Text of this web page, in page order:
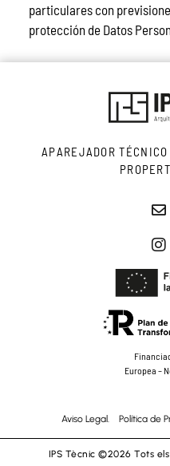
particulares con
protección de Datos
APAREJADOR
Europea –
Aviso Legal. Política de
IPS Tècnic ©2026 Tots